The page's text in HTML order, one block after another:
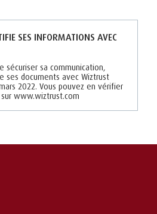
SES INFORMATIONS AVEC
sécuriser sa communication,
ses documents avec Wiztrust
2022. Vous pouvez en vérifier
www.wiztrust.com